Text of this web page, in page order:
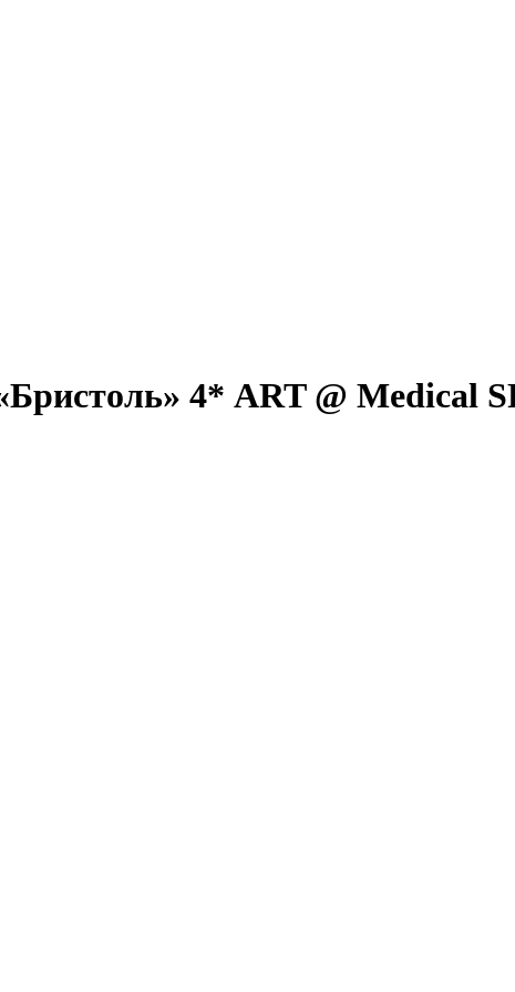
4* ART @ Medical